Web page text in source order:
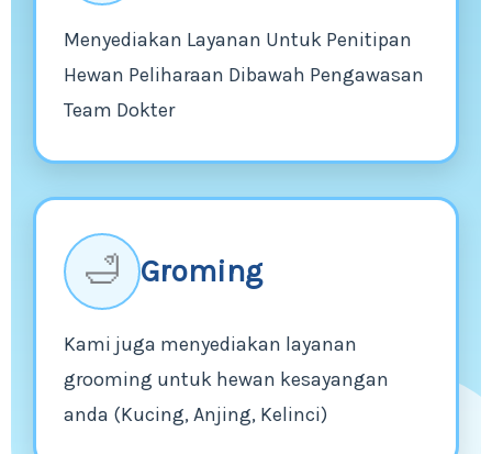
Menyediakan Layanan Untuk Penitipan
Hewan Peliharaan Dibawah Pengawasan
Team Dokter
🛁 Groming
Kami juga menyediakan layanan
grooming untuk hewan kesayangan
anda (Kucing, Anjing, Kelinci)